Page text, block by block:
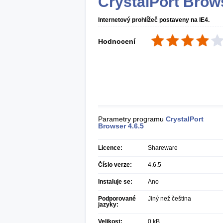
Internetový prohlížeč postaveny na IE4.
Hodnocení
Parametry programu CrystalPort
Browser 4.6.5
Licence: Shareware
Číslo verze: 4.6.5
Instaluje se: Ano
Podporované
jazyky:
Jiný než čeština
Velikost: 0 kB